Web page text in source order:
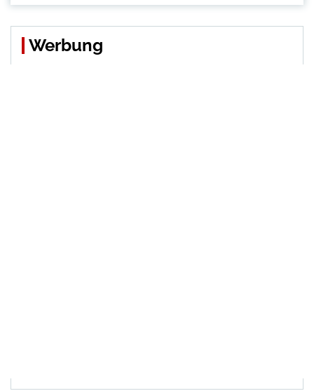
Werbung